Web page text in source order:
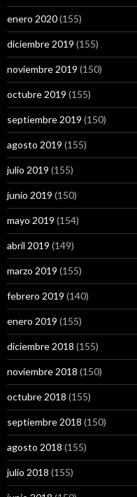
enero 2020(155)
diciembre 2019 (155)
noviembre 2019 (150)
octubre 2019 (155)
septiembre 2019 (150)
agosto 2019 (155)
julio 2019 (155)
junio 2019 (150)
mayo 2019 (154)
abril 2019 (149)
marzo 2019 (155)
febrero 2019 (140)
enero 2019 (155)
diciembre 2018 (155)
noviembre 2018 (150)
octubre 2018 (155)
septiembre 2018 (150)
agosto 2018 (155)
julio 2018 (155)